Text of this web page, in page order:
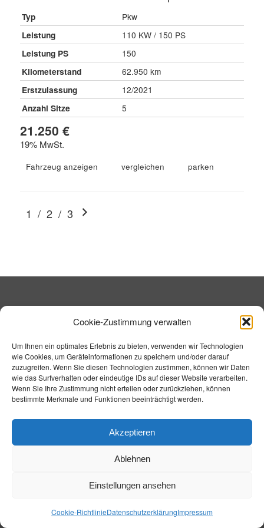
Cookie-Zustimmung verwalten
Um Ihnen ein optimales Erlebnis zu bieten, verwenden wir Technologien
wie Cookies, um Geräteinformationen zu speichern und/oder darauf
zuzugreifen. Wenn Sie diesen Technologien zustimmen, können wir Daten
wie das Surfverhalten oder eindeutige IDs auf dieser Website verarbeiten.
Wenn Sie Ihre Zustimmung nicht erteilen oder zurückziehen, können
bestimmte Merkmale und Funktionen beeinträchtigt werden.
Akzeptieren
Ablehnen
Einstellungen ansehen
Cookie-RichtlinieDatenschutzerklärungImpressum
Typ
Pkw
Leistung
110 KW / 150 PS
Leistung PS
150
Kilometerstand
62.950 km
Erstzulassung
12/2021
Anzahl Sitze
5
21.250 €
19% MwSt.
Fahrzeug anzeigen vergleichen parken
1 / 2 / 3